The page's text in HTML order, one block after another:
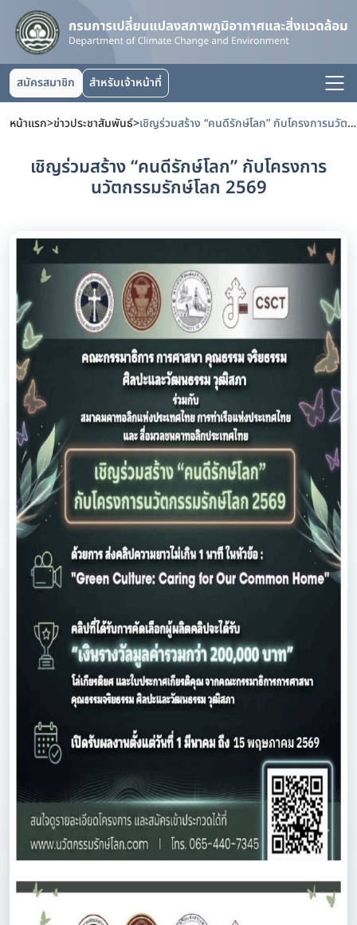
สมัครสมาชิก สำหรับเจ้าหน้าที่
หน้าแรก>ข่าวประชาสัมพันธ์> เชิญร่วมสร้าง “คนดีรักษ์โลก” กับโครงการนวัตกรรมรักษ์โลก 2569
เชิญร่วมสร้าง “คนดีรักษ์โลก” กับโครงการ
นวัตกรรมรักษ์โลก 2569